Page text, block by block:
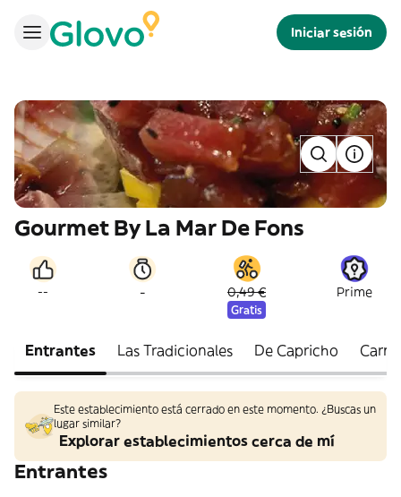
Iniciar sesión
Gourmet By La Mar De Fons
-- - 0,49 €
Gratis
Prime
Entrantes Las Tradicionales De Capricho
Este establecimiento está cerrado en este momento. ¿Buscas un
lugar similar?
Explorar establecimientos cerca de mí
Entrantes